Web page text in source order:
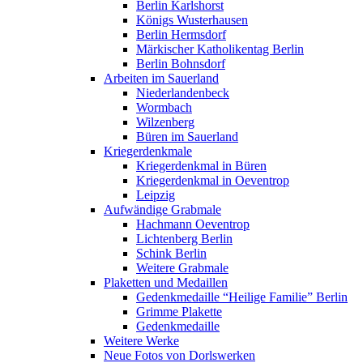
Berlin Karlshorst
Königs Wusterhausen
Berlin Hermsdorf
Märkischer Katholikentag Berlin
Berlin Bohnsdorf
Arbeiten im Sauerland
Niederlandenbeck
Wormbach
Wilzenberg
Büren im Sauerland
Kriegerdenkmale
Kriegerdenkmal in Büren
Kriegerdenkmal in Oeventrop
Leipzig
Aufwändige Grabmale
Hachmann Oeventrop
Lichtenberg Berlin
Schink Berlin
Weitere Grabmale
Plaketten und Medaillen
Gedenkmedaille “Heilige Familie” Berlin
Grimme Plakette
Gedenkmedaille
Weitere Werke
Neue Fotos von Dorlswerken